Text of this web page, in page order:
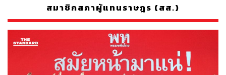
สมาชิกสภาผู้แทนราษฎร (สส.)